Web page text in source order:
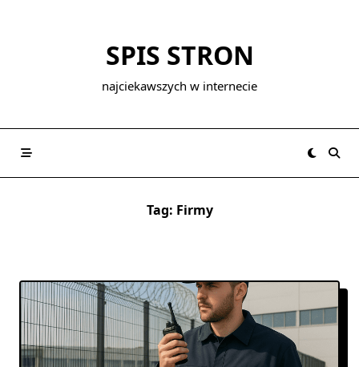
SPIS STRON
najciekawszych w internecie
Tag: Firmy